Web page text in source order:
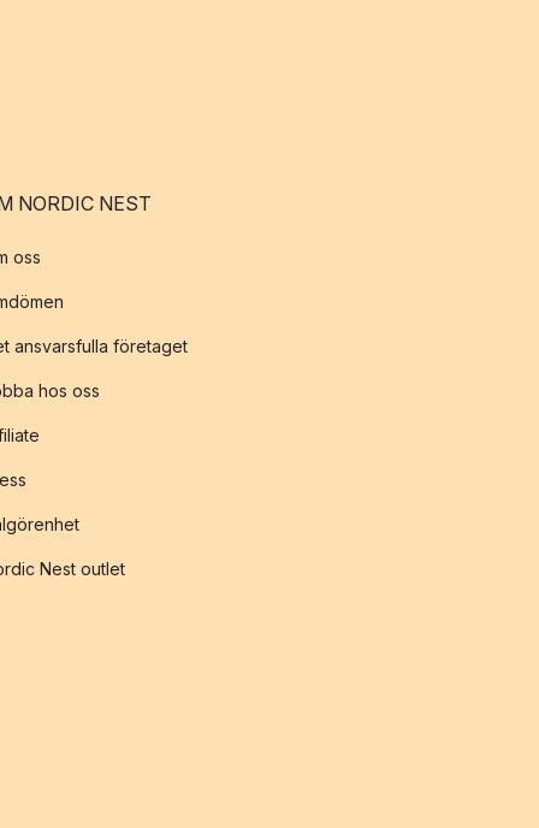
NORDIC NEST
oss
ansvarsfulla företaget
hos oss
Nest outlet